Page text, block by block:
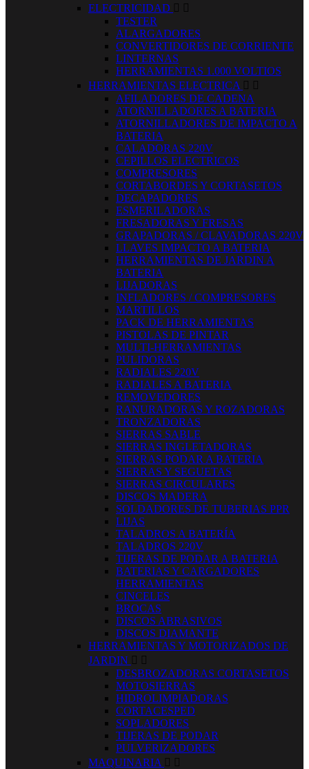
ELECTRICIDAD  
TESTER
ALARGADORES
CONVERTIDORES DE CORRIENTE
LINTERNAS
HERRAMIENTAS 1.000 VOLTIOS
HERRAMIENTAS ELECTRICA  
AFILADORES DE CADENA
ATORNILLADORES A BATERIA
ATORNILLADORES DE IMPACTO A
BATERIA
CALADORAS 220V
CEPILLOS ELECTRICOS
COMPRESORES
CORTABORDES Y CORTASETOS
DECAPADORES
ESMERILADORAS
FRESADORAS Y FRESAS
GRAPADORAS / CLAVADORAS 220V
LLAVES IMPACTO A BATERIA
HERRAMIENTAS DE JARDIN A
BATERIA
LIJADORAS
INFLADORES / COMPRESORES
MARTILLOS
PACK DE HERRAMIENTAS
PISTOLAS DE PINTAR
MULTI-HERRAMIENTAS
PULIDORAS
RADIALES 220V
RADIALES A BATERIA
REMOVEDORES
RANURADORAS Y ROZADORAS
TRONZADORAS
SIERRAS SABLE
SIERRAS INGLETADORAS
SIERRAS PODAR A BATERIA
SIERRAS Y SEGUETAS
SIERRAS CIRCULARES
DISCOS MADERA
SOLDADORES DE TUBERIAS PPR
LIJAS
TALADROS A BATERÍA
TALADROS 220V
TIJERAS DE PODAR A BATERIA
BATERIAS Y CARGADORES
HERRAMIENTAS
CINCELES
BROCAS
DISCOS ABRASIVOS
DISCOS DIAMANTE
HERRAMIENTAS Y MOTORIZADOS DE
JARDIN  
DESBROZADORAS CORTASETOS
MOTOSIERRAS
HIDROLIMPIADORAS
CORTACESPED
SOPLADORES
TIJERAS DE PODAR
PULVERIZADORES
MAQUINARIA  